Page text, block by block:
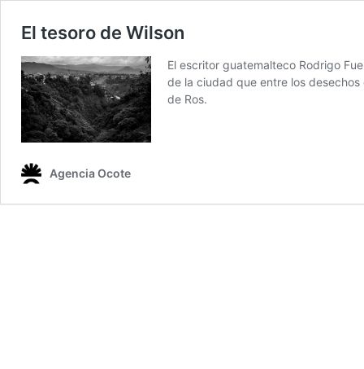
El tesoro de Wilson
El escritor guatemalteco Rodrigo
de la ciudad que entre los
de Ros.
Agencia Ocote